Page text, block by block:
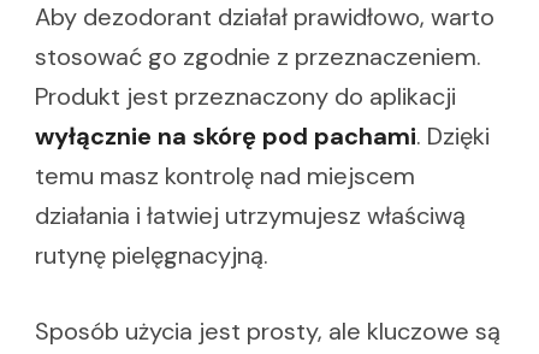
Aby dezodorant działał prawidłowo, warto
stosować go zgodnie z przeznaczeniem.
Produkt jest przeznaczony do aplikacji
wyłącznie na skórę pod pachami. Dzięki
temu masz kontrolę nad miejscem
działania i łatwiej utrzymujesz właściwą
rutynę pielęgnacyjną.
Sposób użycia jest prosty, ale kluczowe są